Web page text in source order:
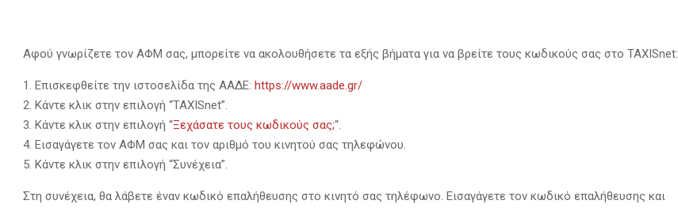
Αφού γνωρίζετε τον ΑΦΜ σας, μπορείτε να ακολουθήσετε τα εξής βήματα για να βρείτε τους κωδικούς σας στο TAXISnet:
Επισκεφθείτε την ιστοσελίδα της ΑΑΔΕ: https://www.aade.gr/
Κάντε κλικ στην επιλογή “TAXISnet”.
Κάντε κλικ στην επιλογή “Ξεχάσατε τους κωδικούς σας;“.
Εισαγάγετε τον ΑΦΜ σας και τον αριθμό του κινητού σας τηλεφώνου.
Κάντε κλικ στην επιλογή “Συνέχεια”.
Στη συνέχεια, θα λάβετε έναν κωδικό επαλήθευσης στο κινητό σας τηλέφωνο. Εισαγάγετε τον κωδικό επαλήθευσης και